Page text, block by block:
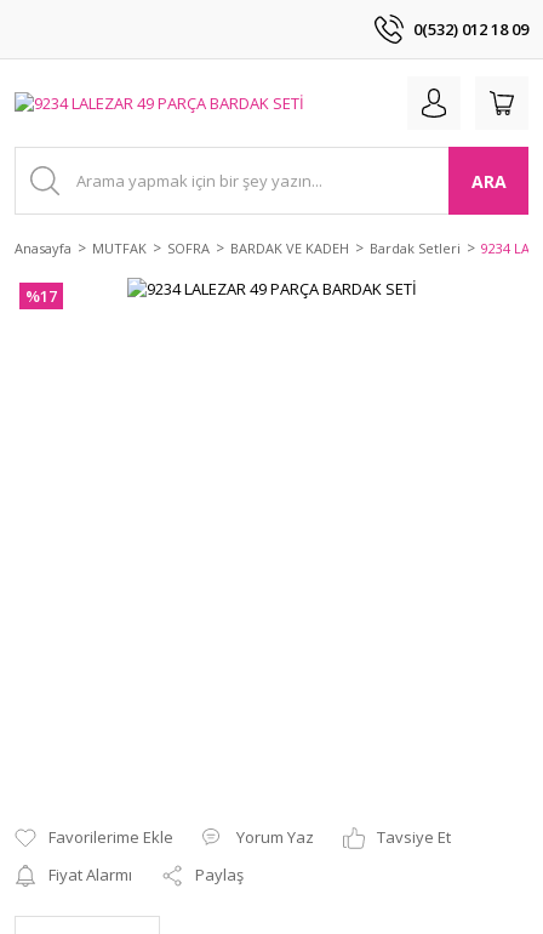
0(532) 012 18 09
ARA
Anasayfa MUTFAK SOFRA BARDAK VE KADEH Bardak Setleri 9234
%17
Yorum Yaz
Tavsiye Et
Fiyat Alarmı
Paylaş